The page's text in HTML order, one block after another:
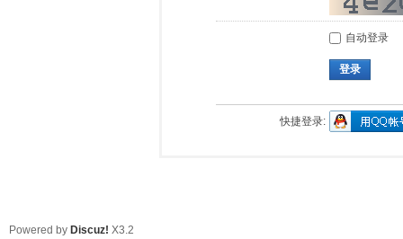
自动登录
登录
快捷登录:
Powered by Discuz! X3.2